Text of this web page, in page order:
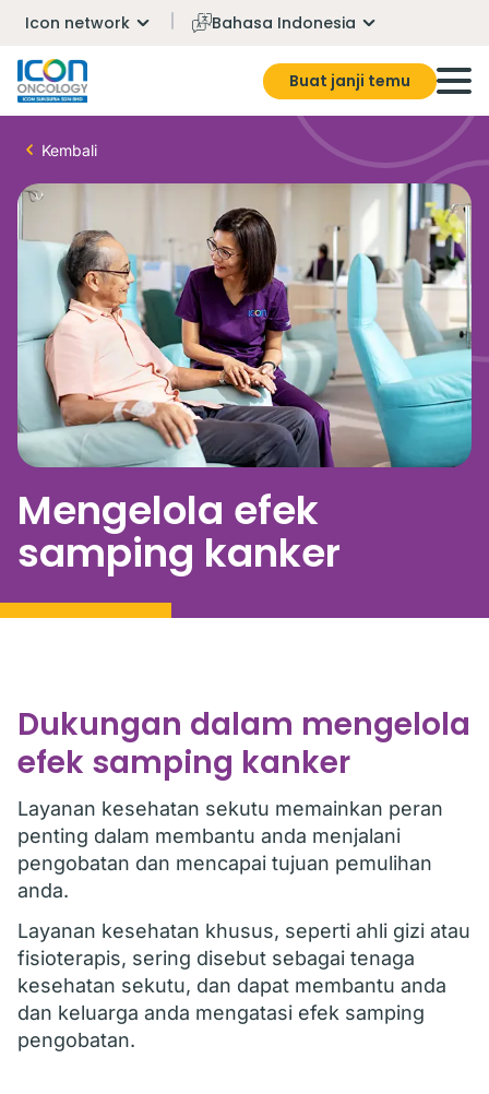
Icon network Bahasa Indonesia
Buat janji temu
Kembali
Mengelola efek
samping kanker
Dukungan dalam mengelola
efek samping kanker
Layanan kesehatan sekutu memainkan peran
penting dalam membantu anda menjalani
pengobatan dan mencapai tujuan pemulihan
anda.
Layanan kesehatan khusus, seperti ahli gizi atau
fisioterapis, sering disebut sebagai tenaga
kesehatan sekutu, dan dapat membantu anda
dan keluarga anda mengatasi efek samping
pengobatan.